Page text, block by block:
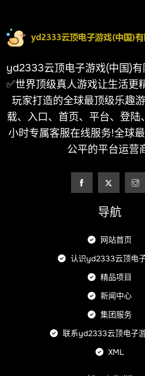
yd2333云顶电子游戏(中国)有
✅世界顶级真人游戏让生活更
玩家打造的全球最顶级乐趣
载、入口、首页、平台、登陆
小时专属客服在线服务!全球
公平的平台运营
导航
网站首页
认识yd2333云顶电
精品项目
新闻中心
集团服务
联系yd2333云顶电子
XML